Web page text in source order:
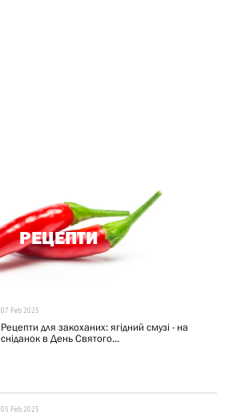
РЕЦЕПТИ
07 Feb 2025
Рецепти для закоханих: ягідний смузі - на
сніданок в День Святого...
05 Feb 2025